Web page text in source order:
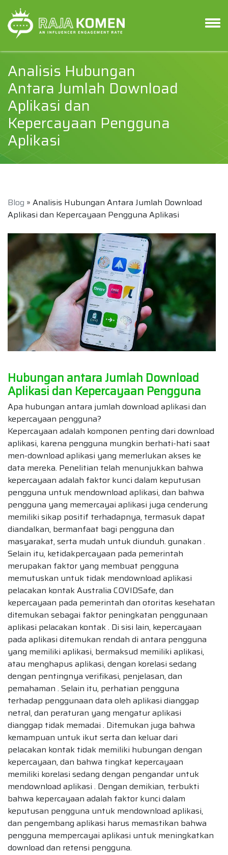
Analisis Hubungan
Antara Jumlah Download
Aplikasi dan
Kepercayaan Pengguna
Aplikasi
Blog » Analisis Hubungan Antara Jumlah Download
Aplikasi dan Kepercayaan Pengguna Aplikasi
Hubungan antara Jumlah Download
Aplikasi dan Kepercayaan Pengguna
Apa hubungan antara jumlah download aplikasi dan
kepercayaan pengguna?
Kepercayaan adalah komponen penting dari download
aplikasi, karena pengguna mungkin berhati-hati saat
men-download aplikasi yang memerlukan akses ke
data mereka. Penelitian telah menunjukkan bahwa
kepercayaan adalah faktor kunci dalam keputusan
pengguna untuk mendownload aplikasi, dan bahwa
pengguna yang memercayai aplikasi juga cenderung
memiliki sikap positif terhadapnya, termasuk dapat
diandalkan, bermanfaat bagi pengguna dan
masyarakat, serta mudah untuk diunduh. gunakan .
Selain itu, ketidakpercayaan pada pemerintah
merupakan faktor yang membuat pengguna
memutuskan untuk tidak mendownload aplikasi
pelacakan kontak Australia COVIDSafe, dan
kepercayaan pada pemerintah dan otoritas kesehatan
ditemukan sebagai faktor peningkatan penggunaan
aplikasi pelacakan kontak . Di sisi lain, kepercayaan
pada aplikasi ditemukan rendah di antara pengguna
yang memiliki aplikasi, bermaksud memiliki aplikasi,
atau menghapus aplikasi, dengan korelasi sedang
dengan pentingnya verifikasi, penjelasan, dan
pemahaman . Selain itu, perhatian pengguna
terhadap penggunaan data oleh aplikasi dianggap
netral, dan peraturan yang mengatur aplikasi
dianggap tidak memadai . Ditemukan juga bahwa
kemampuan untuk ikut serta dan keluar dari
pelacakan kontak tidak memiliki hubungan dengan
kepercayaan, dan bahwa tingkat kepercayaan
memiliki korelasi sedang dengan pengandar untuk
mendownload aplikasi . Dengan demikian, terbukti
bahwa kepercayaan adalah faktor kunci dalam
keputusan pengguna untuk mendownload aplikasi,
dan pengembang aplikasi harus memastikan bahwa
pengguna mempercayai aplikasi untuk meningkatkan
download dan retensi pengguna.